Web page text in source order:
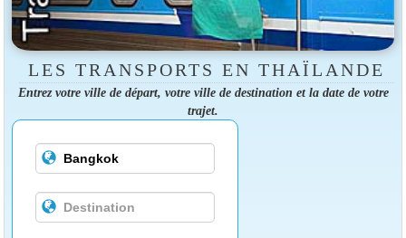
LES TRANSPORTS EN THAÏLANDE
Entrez votre ville de départ, votre ville de destination et la date de votre
trajet.